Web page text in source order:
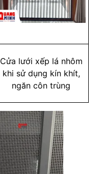
Cửa lưới xếp lá nhôm
khi sử dụng kín khít,
ngăn côn trùng